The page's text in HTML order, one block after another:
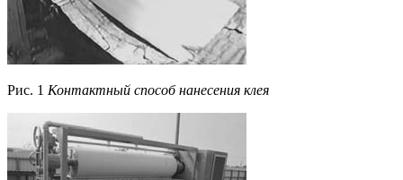
Рис. 1 Контактный способ нанесения клея